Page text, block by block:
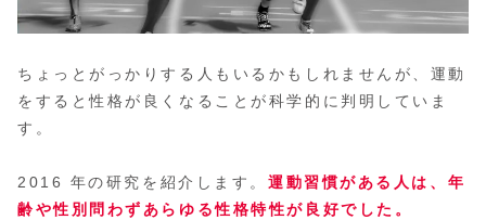
ちょっとがっかりする人もいるかもしれませんが、運動
をすると性格が良くなることが科学的に判明していま
す。
2016 年の研究を紹介します。 運動習慣がある人は、年
齢や性別問わずあらゆる性格特性が良好でした。